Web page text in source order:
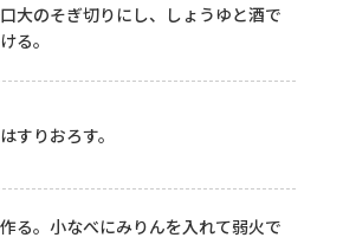
大のそぎ切りにし、しょうゆと酒で
る。
すりおろす。
る。小なべにみりんを入れて弱火で